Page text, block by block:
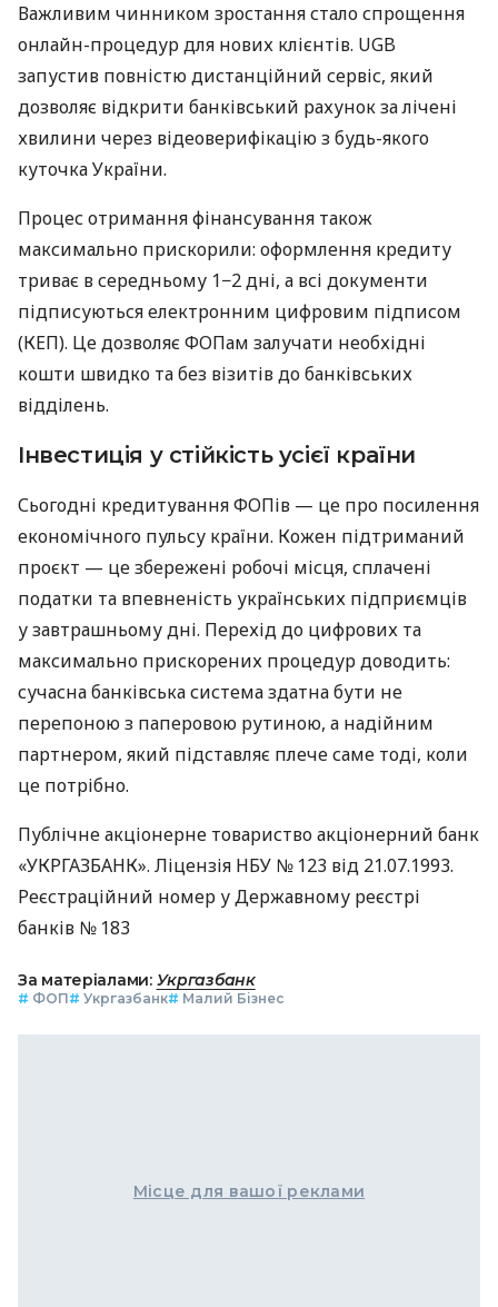
Важливим чинником зростання стало спрощення
онлайн-процедур для нових клієнтів. UGB
запустив повністю дистанційний сервіс, який
дозволяє відкрити банківський рахунок за лічені
хвилини через відеоверифікацію з будь-якого
куточка України.
Процес отримання фінансування також
максимально прискорили: оформлення кредиту
триває в середньому 1−2 дні, а всі документи
підписуються електронним цифровим підписом
(КЕП). Це дозволяє ФОПам залучати необхідні
кошти швидко та без візитів до банківських
відділень.
Інвестиція у стійкість усієї країни
Сьогодні кредитування ФОПів — це про посилення
економічного пульсу країни. Кожен підтриманий
проєкт — це збережені робочі місця, сплачені
податки та впевненість українських підприємців
у завтрашньому дні. Перехід до цифрових та
максимально прискорених процедур доводить:
сучасна банківська система здатна бути не
перепоною з паперовою рутиною, а надійним
партнером, який підставляє плече саме тоді, коли
це потрібно.
Публічне акціонерне товариство акціонерний банк
«УКРГАЗБАНК». Ліцензія НБУ № 123 від 21.07.1993.
Реєстраційний номер у Державному реєстрі
банків № 183
За матеріалами: Укргазбанк
# ФОП# Укргазбанк# Малий Бізнес
Місце для вашої реклами